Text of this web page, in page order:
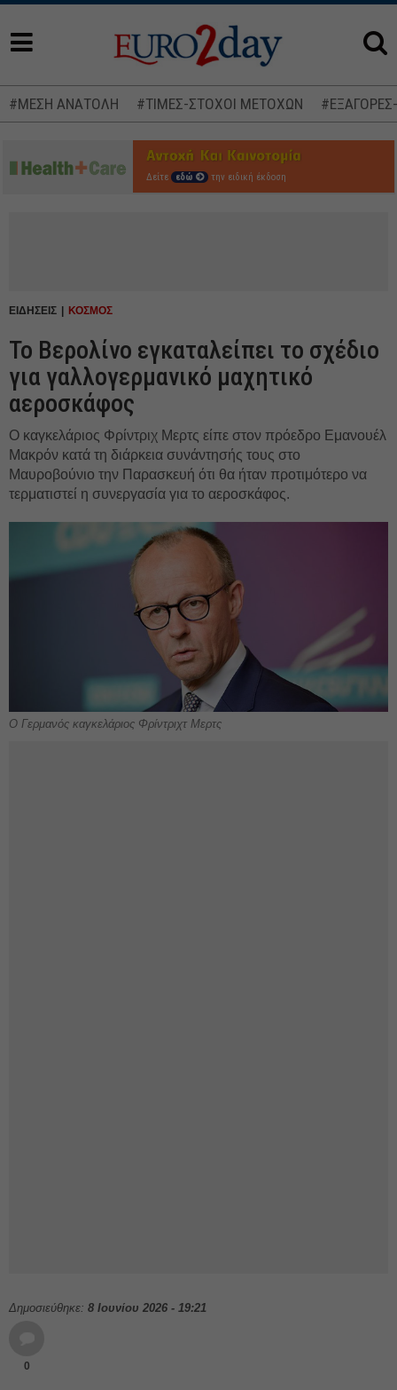
#ΜΕΣΗ ΑΝΑΤΟΛΗ #ΤΙΜΕΣ-ΣΤΟΧΟΙ ΜΕΤΟΧΩΝ
Δείτε εδώ την ειδική έκδοση
ΕΙΔΗΣΕΙΣ ΚΟΣΜΟΣ
To Βερολίνο εγκαταλείπει το σχέδιο
για γαλλογερμανικό μαχητικό
αεροσκάφος
O καγκελάριος Φρίντριχ Μερτς είπε στον πρόεδρο Εμανουέλ
Μακρόν κατά τη διάρκεια συνάντησής τους στο
Μαυροβούνιο την Παρασκευή ότι θα ήταν προτιμότερο να
τερματιστεί η συνεργασία για το αεροσκάφος.
Ο Γερμανός καγκελάριος Φρίντριχτ Μερτς
Δημοσιεύθηκε: 8 Ιουνίου 2026 - 19:21
0